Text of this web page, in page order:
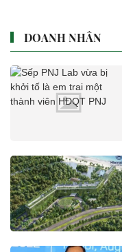
DOANH NHÂN